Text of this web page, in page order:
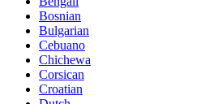
Bosnian
Bulgarian
Cebuano
Chichewa
Corsican
Croatian